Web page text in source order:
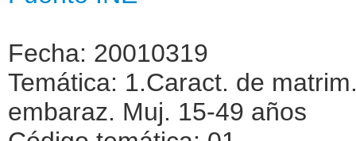
Fecha: 20010319
Temática: 1.Caract. de
embaraz. Muj. 15-49 años